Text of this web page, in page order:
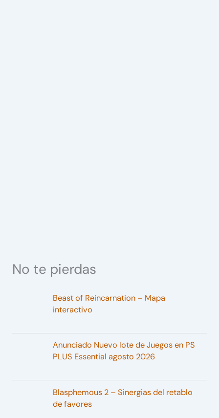
No te pierdas
Beast of Reincarnation – Mapa
interactivo
Anunciado Nuevo lote de Juegos en PS
PLUS Essential agosto 2026
Blasphemous 2 – Sinergias del retablo
de favores